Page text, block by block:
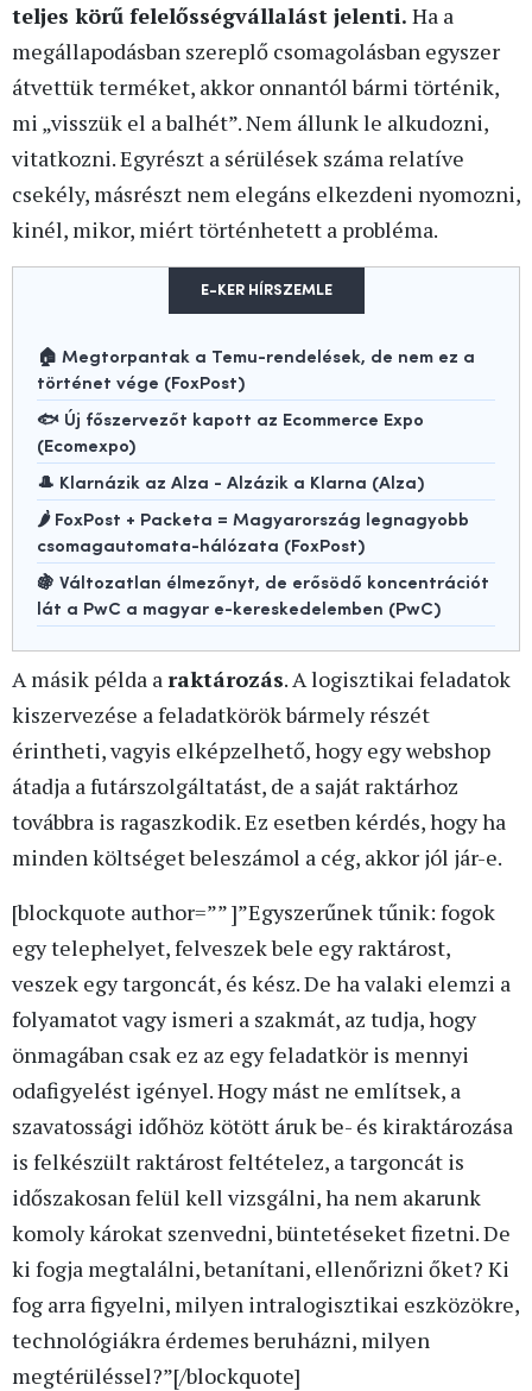
teljes körű felelősségvállalást jelenti. Ha a
megállapodásban szereplő csomagolásban egyszer
átvettük terméket, akkor onnantól bármi történik,
mi „visszük el a balhét”. Nem állunk le alkudozni,
vitatkozni. Egyrészt a sérülések száma relatíve
csekély, másrészt nem elegáns elkezdeni nyomozni,
kinél, mikor, miért történhetett a probléma.
E-KER HÍRSZEMLE
🏠 Megtorpantak a Temu-rendelések, de nem ez a
történet vége (FoxPost)
🐟 Új főszervezőt kapott az Ecommerce Expo
(Ecomexpo)
🎩 Klarnázik az Alza - Alzázik a Klarna (Alza)
🌶️ FoxPost + Packeta = Magyarország legnagyobb
csomagautomata-hálózata (FoxPost)
🍇 Változatlan élmezőnyt, de erősödő koncentrációt
lát a PwC a magyar e-kereskedelemben (PwC)
A másik példa araktározás. A logisztikai feladatok
kiszervezése a feladatkörök bármely részét
érintheti, vagyis elképzelhető, hogy egy webshop
átadja a futárszolgáltatást, de a saját raktárhoz
továbbra is ragaszkodik. Ez esetben kérdés, hogy ha
minden költséget beleszámol a cég, akkor jól jár-e.
[blockquote author=”” ]”Egyszerűnek tűnik: fogok
egy telephelyet, felveszek bele egy raktárost,
veszek egy targoncát, és kész. De ha valaki elemzi a
folyamatot vagy ismeri a szakmát, az tudja, hogy
önmagában csak ez az egy feladatkör is mennyi
odafigyelést igényel. Hogy mást ne említsek, a
szavatossági időhöz kötött áruk be- és kiraktározása
is felkészült raktárost feltételez, a targoncát is
időszakosan felül kell vizsgálni, ha nem akarunk
komoly károkat szenvedni, büntetéseket fizetni. De
ki fogja megtalálni, betanítani, ellenőrizni őket? Ki
fog arra figyelni, milyen intralogisztikai eszközökre,
technológiákra érdemes beruházni, milyen
megtérüléssel?”[/blockquote]